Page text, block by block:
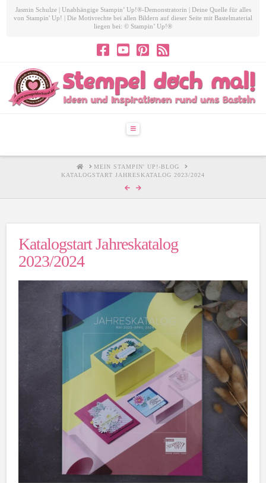
Jasmin Schulze | Unabhängige Stampin’ Up!®-Demonstratorin | Deine Quelle für alles
von Stampin' Up! | Die Motivrechte bei allen Bildern auf dieser Seite mit Bastelmaterial
liegen bei: © Stampin’ Up!®
Navigation
HOMEMEIN STAMPIN' UP!-BLOG
KATALOGSTART JAHRESKATALOG 2023/2024
Katalogstart Jahreskatalog
2023/2024